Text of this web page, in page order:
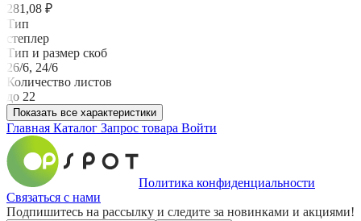
281,08 ₽
Тип
степлер
Тип и размер скоб
26/6, 24/6
Количество листов
до 22
Показать все характеристики
Главная Каталог Запрос товара Войти
Политика конфиденциальности
Связаться с нами
Подпишитесь на рассылку и следите за новинками и акциями!